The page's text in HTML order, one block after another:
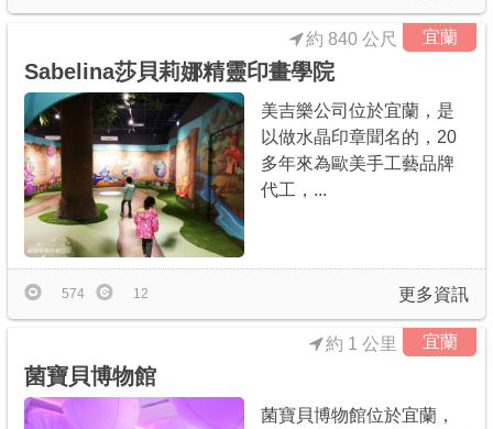
宜蘭
Sabelina莎貝莉娜精靈印畫學院
約 840 公尺
美吉樂公司位於宜蘭，是
以做水晶印章聞名的，20
多年來為歐美手工藝品牌
代工，...
更多資訊
574 12
宜蘭
菌寶貝博物館
約 1 公里
菌寶貝博物館位於宜蘭，